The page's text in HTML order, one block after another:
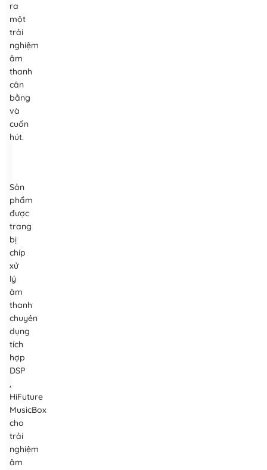
ra
một
trải
nghiệm
âm
thanh
cân
bằng
và
cuốn
hút.
Sản
phẩm
được
trang
bị
chíp
xử
lý
âm
thanh
chuyên
dụng
tích
hợp
DSP
,
HiFuture
MusicBox
cho
trải
nghiệm
âm